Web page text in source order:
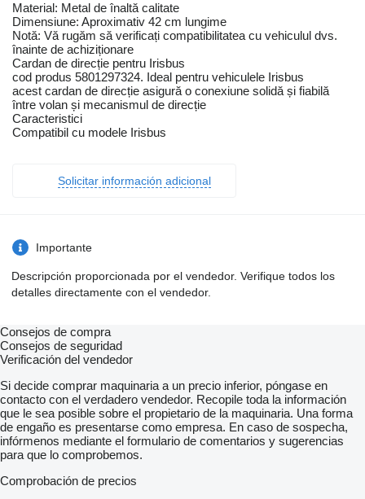
Material: Metal de înaltă calitate
Dimensiune: Aproximativ 42 cm lungime
Notă: Vă rugăm să verificați compatibilitatea cu vehiculul dvs.
înainte de achiziționare
Cardan de direcție pentru Irisbus
cod produs 5801297324. Ideal pentru vehiculele Irisbus
acest cardan de direcție asigură o conexiune solidă și fiabilă
între volan și mecanismul de direcție
Caracteristici
Compatibil cu modele Irisbus
Solicitar información adicional
Importante
Descripción proporcionada por el vendedor. Verifique todos los
detalles directamente con el vendedor.
Consejos de compra
Consejos de seguridad
Verificación del vendedor
Si decide comprar maquinaria a un precio inferior, póngase en
contacto con el verdadero vendedor. Recopile toda la información
que le sea posible sobre el propietario de la maquinaria. Una forma
de engaño es presentarse como empresa. En caso de sospecha,
infórmenos mediante el formulario de comentarios y sugerencias
para que lo comprobemos.
Comprobación de precios